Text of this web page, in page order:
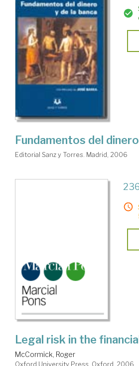
Fundamentos del
Editorial Sanz y Torres. Madrid, 2006
Legal risk in the
McCormick, Roger
Oxford University Press. Oxford, 2006